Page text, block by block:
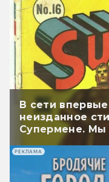
В сети
неизданное
Супермене. Мы
РЕКЛАМА